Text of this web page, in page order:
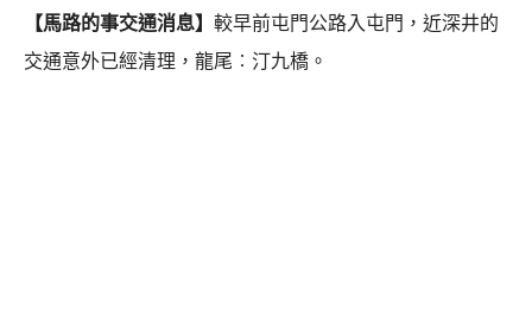
【馬路的事交通消息】 較早前屯門公路入屯門，近深井的
交通意外已經清理，龍尾︰汀九橋。